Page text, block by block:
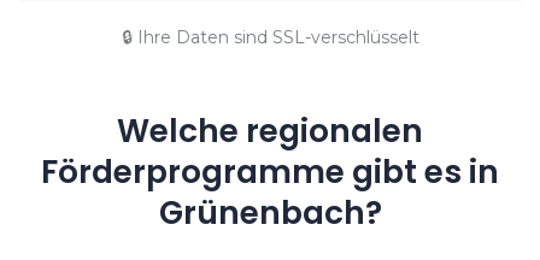
🔒 Ihre Daten sind SSL-verschlüsselt
Welche regionalen
Förderprogramme gibt es in
Grünenbach?